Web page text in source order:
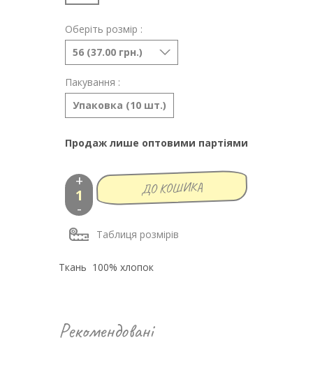
Оберіть розмір :
56 (37.00 грн.)
Пакування :
Упаковка (10 шт.)
Продаж лише оптовими партіями
-
+
Таблиця розмірів
Ткань 100% хлопок
Рекомендовані